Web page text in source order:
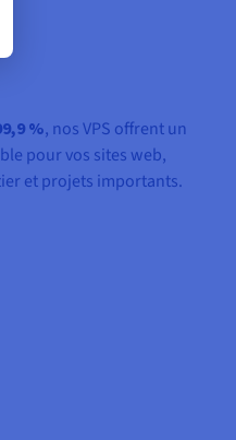
%, nos VPS offrent un
pour vos sites web,
et projets importants.